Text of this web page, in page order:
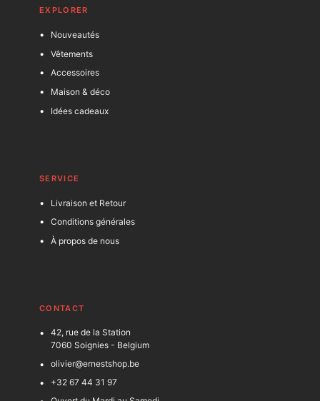
EXPLORER
Nouveautés
Vêtements
Accessoires
Maison & déco
Idées cadeaux
SERVICE
Livraison et Retour
Conditions générales
À propos de nous
CONTACT
42, rue de la Station
7060 Soignies - Belgium
olivier@ernestshop.be
+32 67 44 31 97